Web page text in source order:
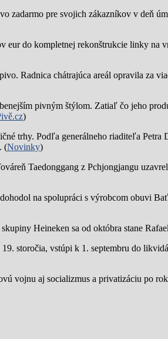
zadarmo pre svojich zákazníkov v deň
eur do kompletnej rekonštrukcie linky na
Radnica chátrajúca areál opravila za
pivným štýlom. Zatiaľ čo jeho
)
trhy. Podľa generálneho riaditeľa
(Novinky)
Taedonggang z Pchjongjangu
na spolupráci s výrobcom obuvi
Heineken sa od októbra stane
storočia, vstúpi k 1. septembru do
vojnu aj socializmus a privatizáciu po